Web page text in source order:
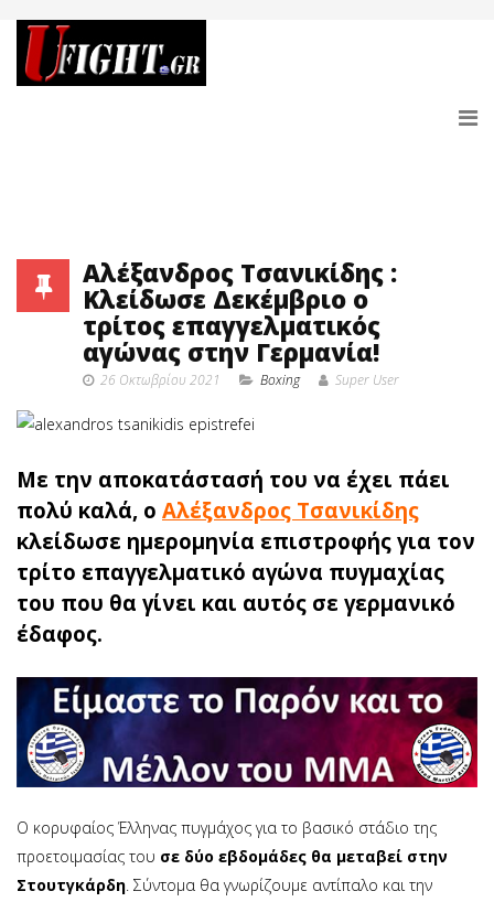
Αλέξανδρος Τσανικίδης :
Κλείδωσε Δεκέμβριο ο
τρίτος επαγγελματικός
αγώνας στην Γερμανία!
26 Οκτωβρίου 2021 Boxing Super User
Με την αποκατάστασή του να έχει πάει
πολύ καλά, ο Αλέξανδρος Τσανικίδης
κλείδωσε ημερομηνία επιστροφής για τον
τρίτο επαγγελματικό αγώνα πυγμαχίας
του που θα γίνει και αυτός σε γερμανικό
έδαφος.
Ο κορυφαίος Έλληνας πυγμάχος για το βασικό στάδιο της
προετοιμασίας του σε δύο εβδομάδες θα μεταβεί στην
Στουτγκάρδη. Σύντομα θα γνωρίζουμε αντίπαλο και την